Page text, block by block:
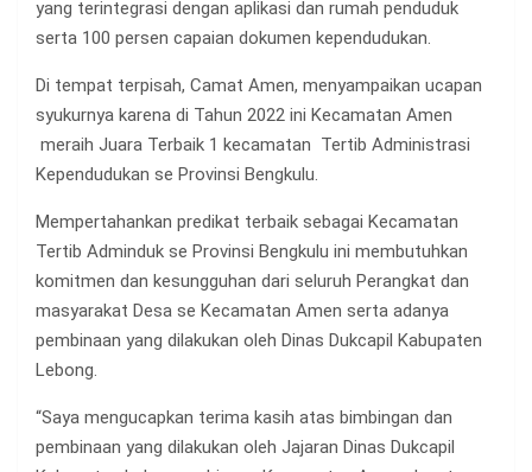
yang terintegrasi dengan aplikasi dan rumah penduduk
serta 100 persen capaian dokumen kependudukan.
Di tempat terpisah, Camat Amen, menyampaikan ucapan
syukurnya karena di Tahun 2022 ini Kecamatan Amen
meraih Juara Terbaik 1 kecamatan Tertib Administrasi
Kependudukan se Provinsi Bengkulu.
Mempertahankan predikat terbaik sebagai Kecamatan
Tertib Adminduk se Provinsi Bengkulu ini membutuhkan
komitmen dan kesungguhan dari seluruh Perangkat dan
masyarakat Desa se Kecamatan Amen serta adanya
pembinaan yang dilakukan oleh Dinas Dukcapil Kabupaten
Lebong.
“Saya mengucapkan terima kasih atas bimbingan dan
pembinaan yang dilakukan oleh Jajaran Dinas Dukcapil